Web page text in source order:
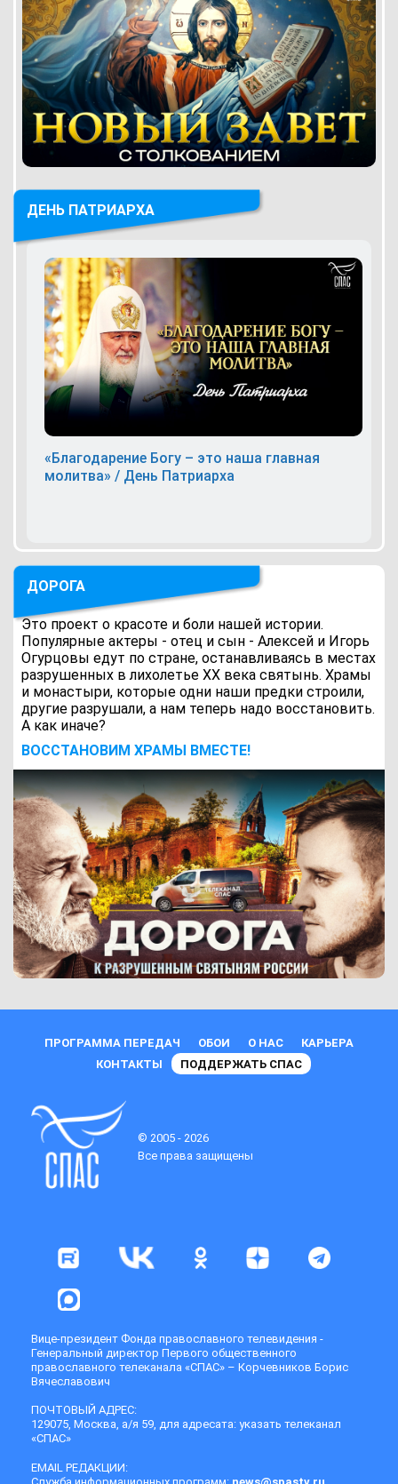
ДЕНЬ ПАТРИАРХА
«Благодарение Богу – это наша главная
молитва» / День Патриарха
ДОРОГА
Это проект о красоте и боли нашей истории.
Популярные актеры - отец и сын - Алексей и Игорь
Огурцовы едут по стране, останавливаясь в местах
разрушенных в лихолетье ХХ века святынь. Храмы
и монастыри, которые одни наши предки строили,
другие разрушали, а нам теперь надо восстановить.
А как иначе?
ВОCСТАНОВИМ ХРАМЫ ВМЕСТЕ!
ПРОГРАММА ПЕРЕДАЧ ОБОИ О НАС
КАРЬЕРА
КОНТАКТЫ
ПОДДЕРЖАТЬ СПАС
© 2005 - 2026
Все права защищены
Вице-президент Фонда православного телевидения -
Генеральный директор Первого общественного
православного телеканала «СПАС» – Корчевников Борис
Вячеславович
ПОЧТОВЫЙ АДРЕС:
129075, Москва, а/я 59, для адресата: указать телеканал
«СПАС»
EMAIL РЕДАКЦИИ: